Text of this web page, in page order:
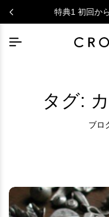
ニュースレ
タグ:
ブロ